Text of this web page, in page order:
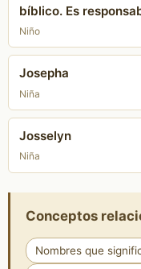
bíblico. Es
Niño
Josepha
Niña
Josselyn
Niña
Conceptos
Nombres que